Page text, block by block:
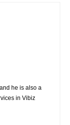
he is also a
in Vibiz